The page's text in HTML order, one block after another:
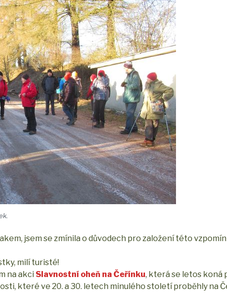
jsem se zmínila o důvodech pro založení této
milí turisté!
na akci Slavnostní oheň na Čeřínku, která se letos koná
které ve 20. a 30. letech minulého století proběhly na